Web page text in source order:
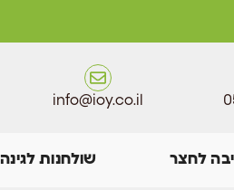
info@ioy.co.il
לחצר שולחנות לגינה